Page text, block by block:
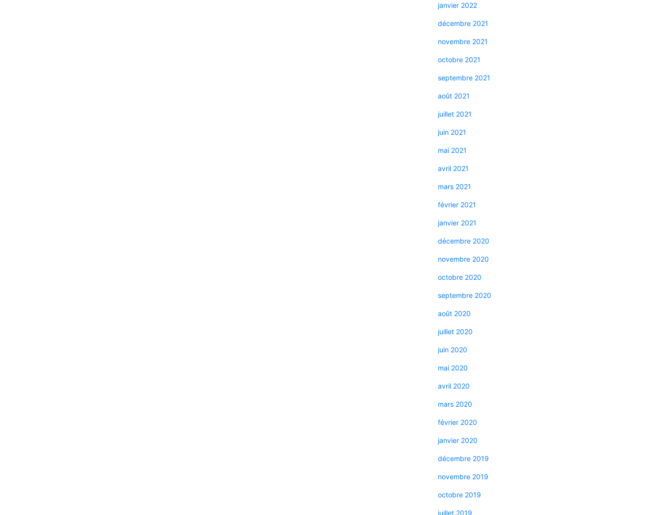
janvier 2022
décembre 2021
novembre 2021
octobre 2021
septembre 2021
août 2021
juillet 2021
juin 2021
mai 2021
avril 2021
mars 2021
février 2021
janvier 2021
décembre 2020
novembre 2020
octobre 2020
septembre 2020
août 2020
juillet 2020
juin 2020
mai 2020
avril 2020
mars 2020
février 2020
janvier 2020
décembre 2019
novembre 2019
octobre 2019
juillet 2019